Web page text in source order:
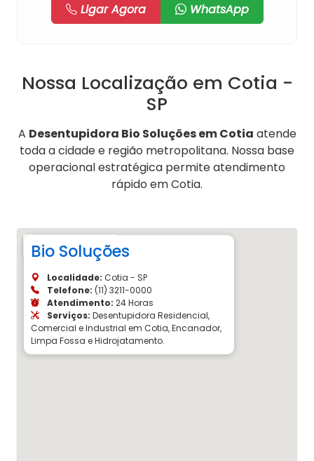
Ligar Agora
WhatsApp
Nossa Localização em Cotia -
SP
A Desentupidora Bio Soluções em Cotia atende
toda a cidade e região metropolitana. Nossa base
operacional estratégica permite atendimento
rápido em Cotia.
Bio Soluções
Localidade: Cotia - SP
Telefone: (11) 3211-0000
Atendimento: 24 Horas
Serviços: Desentupidora Residencial,
Comercial e Industrial em Cotia, Encanador,
Limpa Fossa e Hidrojatamento.